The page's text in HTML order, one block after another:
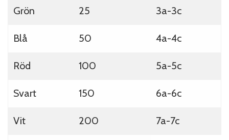
Grön 25 3a-3c
Blå 50 4a-4c
Röd 100 5a-5c
Svart 150 6a-6c
Vit 200 7a-7c